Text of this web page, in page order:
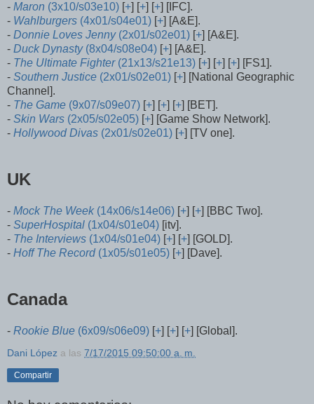
- Maron (3x10/s03e10) [+] [+] [+] [IFC].
- Wahlburgers (4x01/s04e01) [+] [A&E].
- Donnie Loves Jenny(2x01/s02e01) [+] [A&E].
- Duck Dynasty(8x04/s08e04) [+] [A&E].
- The Ultimate Fighter(21x13/s21e13) [+] [+] [+] [FS1].
- Southern Justice (2x01/s02e01) [+] [National Geographic
Channel].
- The Game (9x07/s09e07) [+] [+] [+] [BET].
- Skin Wars (2x05/s02e05) [+] [Game Show Network].
- Hollywood Divas (2x01/s02e01) [+] [TV one].
UK
- Mock The Week(14x06/s14e06) [+] [+] [BBC Two].
- SuperHospital (1x04/s01e04) [itv].
- The Interviews (1x04/s01e04) [+] [+] [GOLD].
- Hoff The Record(1x05/s01e05) [+] [Dave].
Canada
- Rookie Blue (6x09/s06e09) [+] [+] [+] [Global].
Dani López a las 7/17/2015 09:50:00 a. m.
Compartir